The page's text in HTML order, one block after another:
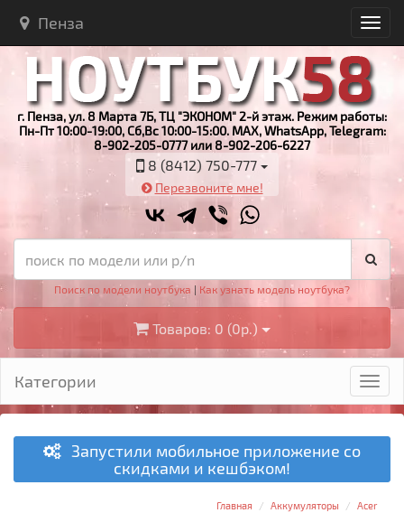
Пенза
г. Пенза, ул. 8 Марта 7Б, ТЦ "ЭКОНОМ" 2-й этаж. Режим работы:
Пн-Пт 10:00-19:00, Сб,Вс 10:00-15:00. MAX, WhatsApp, Telegram:
8-902-205-0777 или 8-902-206-6227
8 (8412) 750-777
Перезвоните мне!
Поиск по модели ноутбука | Как узнать модель ноутбука?
Товаров: 0 (0р.)
Категории
Запустили мобильное приложение со
скидками и кешбэком!
Главная Аккумуляторы
Acer